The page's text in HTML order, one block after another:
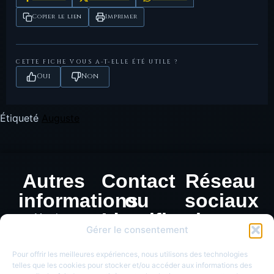
Gérer le consentement
Pour offrir les meilleures expériences, nous utilisons des technologies
telles que les cookies pour stocker et/ou accéder aux informations des
1865,0809.4
référence, 4,01 g.
Copier le lien Imprimer
CETTE FICHE VOUS A-T-ELLE ÉTÉ UTILE ?
Oui Non
Étiqueté
Autres
informations
Mentions
confidentialité
Contact
ou
Identification
de
monnaie
Réseau
sociaux